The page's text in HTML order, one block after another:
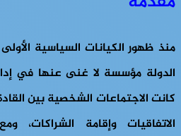
منذ ظهور الكيانات السياسية
الدولة مؤسسة لا غنى عنها في
كانت الاجتماعات الشخصية بين
الاتفاقيات وإقامة الشراكات،